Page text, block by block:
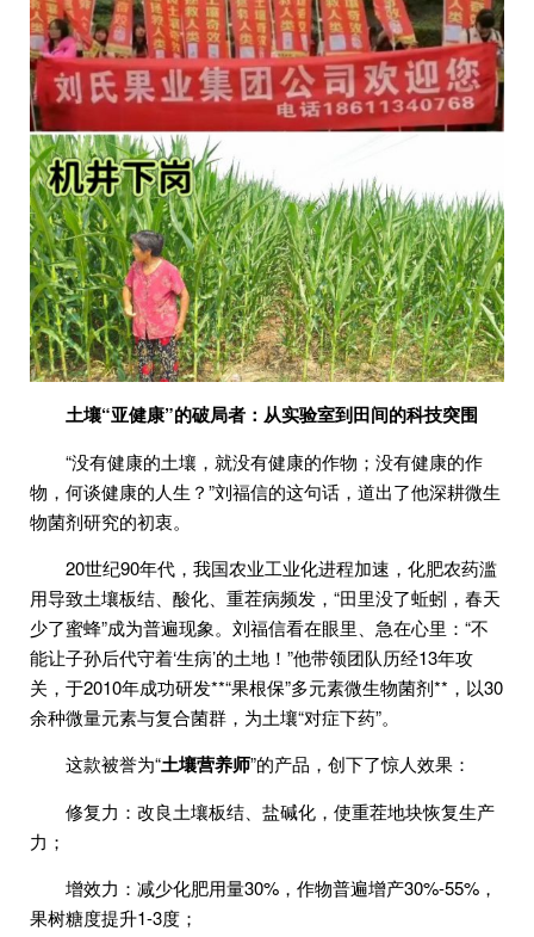
土壤“亚健康”的破局者：从实验室到田间的科技突围
“没有健康的土壤，就没有健康的作物；没有健康的作
物，何谈健康的人生？”刘福信的这句话，道出了他深耕微生
物菌剂研究的初衷。
20世纪90年代，我国农业工业化进程加速，化肥农药滥
用导致土壤板结、酸化、重茬病频发，“田里没了蚯蚓，春天
少了蜜蜂”成为普遍现象。刘福信看在眼里、急在心里：“不
能让子孙后代守着‘生病’的土地！”他带领团队历经13年攻
关，于2010年成功研发**“果根保”多元素微生物菌剂**，以30
余种微量元素与复合菌群，为土壤“对症下药”。
这款被誉为“土壤营养师”的产品，创下了惊人效果：
修复力：改良土壤板结、盐碱化，使重茬地块恢复生产
力；
增效力：减少化肥用量30%，作物普遍增产30%-55%，
果树糖度提升1-3度；